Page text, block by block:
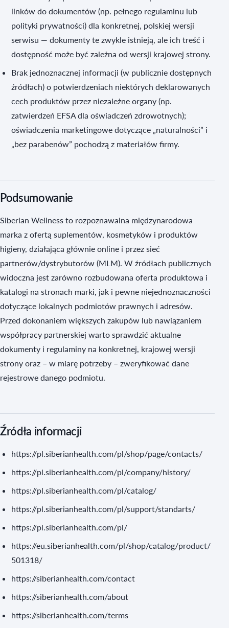
linków do dokumentów (np. pełnego regulaminu lub
polityki prywatności) dla konkretnej, polskiej wersji
serwisu — dokumenty te zwykle istnieją, ale ich treść i
dostępność może być zależna od wersji krajowej strony.
Brak jednoznacznej informacji (w publicznie dostępnych
źródłach) o potwierdzeniach niektórych deklarowanych
cech produktów przez niezależne organy (np.
zatwierdzeń EFSA dla oświadczeń zdrowotnych);
oświadczenia marketingowe dotyczące „naturalności” i
„bez parabenów” pochodzą z materiałów firmy.
Podsumowanie
Siberian Wellness to rozpoznawalna międzynarodowa
marka z ofertą suplementów, kosmetyków i produktów
higieny, działająca głównie online i przez sieć
partnerów/dystrybutorów (MLM). W źródłach publicznych
widoczna jest zarówno rozbudowana oferta produktowa i
katalogi na stronach marki, jak i pewne niejednoznaczności
dotyczące lokalnych podmiotów prawnych i adresów.
Przed dokonaniem większych zakupów lub nawiązaniem
współpracy partnerskiej warto sprawdzić aktualne
dokumenty i regulaminy na konkretnej, krajowej wersji
strony oraz – w miarę potrzeby – zweryfikować dane
rejestrowe danego podmiotu.
Źródła informacji
https://pl.siberianhealth.com/pl/shop/page/contacts/
https://pl.siberianhealth.com/pl/company/history/
https://pl.siberianhealth.com/pl/catalog/
https://pl.siberianhealth.com/pl/support/standarts/
https://pl.siberianhealth.com/pl/
https://eu.siberianhealth.com/pl/shop/catalog/product/
501318/
https://siberianhealth.com/contact
https://siberianhealth.com/about
https://siberianhealth.com/terms